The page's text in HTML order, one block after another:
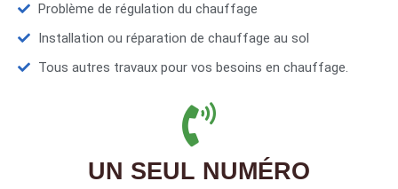
Problème de régulation du chauffage
Installation ou réparation de chauffage au sol
Tous autres travaux pour vos besoins en chauffage.
UN SEUL NUMÉRO